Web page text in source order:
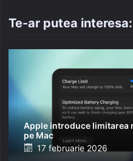
Te-ar putea interesa:
Apple introduce limitarea
pe Mac
Posted
17 februarie 2026